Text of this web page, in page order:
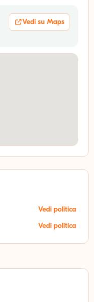
Vedi su Maps
Vedi politica
Vedi politica